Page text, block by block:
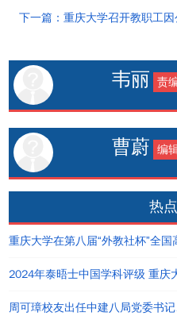
下一篇：重庆大学召开教职工
韦丽 责
曹蔚 编
热
2024年泰晤士中国学科评级 重庆
周可璋校友出任中建八局党委书